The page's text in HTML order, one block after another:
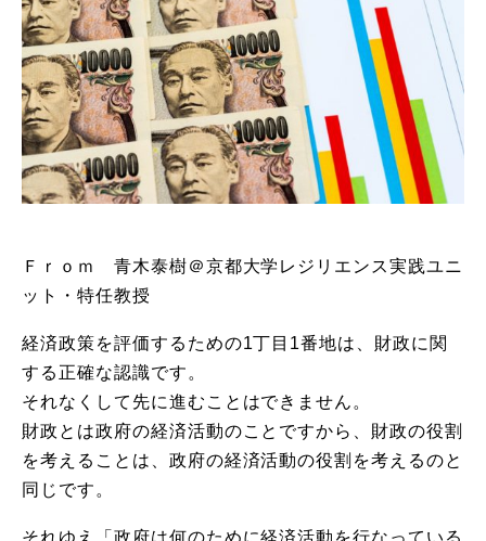
Ｆｒｏｍ 青木泰樹＠京都大学レジリエンス実践ユニ
ット・特任教授
経済政策を評価するための1丁目1番地は、財政に関
する正確な認識です。
それなくして先に進むことはできません。
財政とは政府の経済活動のことですから、財政の役割
を考えることは、政府の経済活動の役割を考えるのと
同じです。
それゆえ「政府は何のために経済活動を行なっている